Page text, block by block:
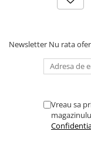
Newsletter Nu rata
Vreau sa